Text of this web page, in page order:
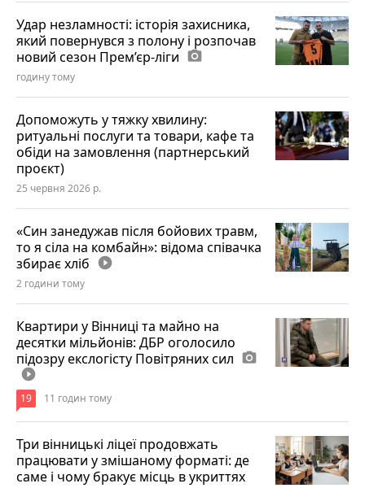
Удар незламності: історія захисника,
який повернувся з полону і розпочав
новий сезон Прем’єр-ліги photo_camera
годину тому
Допоможуть у тяжку хвилину:
ритуальні послуги та товари, кафе та
обіди на замовлення (партнерський
проєкт)
25 червня 2026 р.
«Син занедужав після бойових травм,
то я сіла на комбайн»: відома співачка
збирає хліб play_circle_filled
2 години тому
Квартири у Вінниці та майно на
десятки мільйонів: ДБР оголосило
підозру екслогісту Повітряних сил photo_camera
play_circle_filled
19 11 годин тому
Три вінницькі ліцеї продовжать
працювати у змішаному форматі: де
саме і чому бракує місць в укриттях